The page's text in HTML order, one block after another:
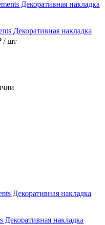
Декоративная накладка
/ шт
Декоративная накладка